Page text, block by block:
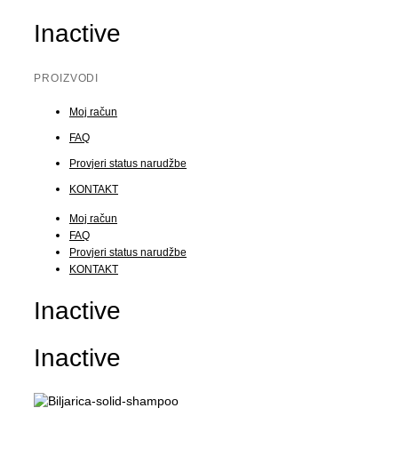
Inactive
PROIZVODI
Moj račun
FAQ
Provjeri status narudžbe
KONTAKT
Moj račun
FAQ
Provjeri status narudžbe
KONTAKT
Inactive
Inactive